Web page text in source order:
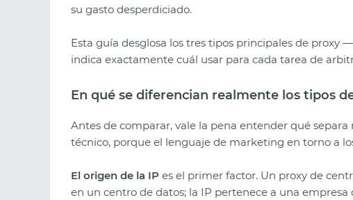
su gasto desperdiciado.
Esta guía desglosa los tres tipos principales de proxy
indica exactamente cuál usar para cada tarea de
En qué se diferencian realmente los tipos
Antes de comparar, vale la pena entender qué
técnico, porque el lenguaje de marketing en torno a
El origen de la IP es el primer factor. Un proxy de
en un centro de datos; la IP pertenece a una